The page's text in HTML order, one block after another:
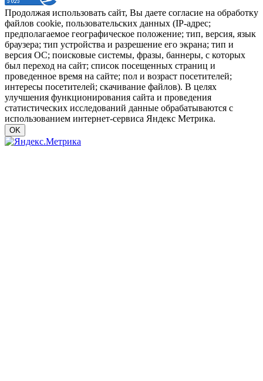
Продолжая использовать сайт, Вы даете согласие на обработку
файлов cookie, пользовательских данных (IP-адрес;
предполагаемое географическое положение; тип, версия, язык
браузера; тип устройства и разрешение его экрана; тип и
версия ОС; поисковые системы, фразы, баннеры, с которых
был переход на сайт; список посещенных страниц и
проведенное время на сайте; пол и возраст посетителей;
интересы посетителей; скачивание файлов). В целях
улучшения функционирования сайта и проведения
статистических исследований данные обрабатываются с
использованием интернет-сервиса Яндекс Метрика.
OK